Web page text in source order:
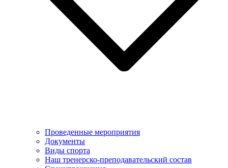
Проведенные мероприятия
Документы
Виды спорта
Наш тренерско-преподавательский состав